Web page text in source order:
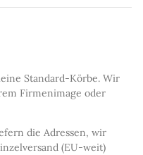
Standard-Körbe. Wir
Firmenimage oder
die Adressen, wir
(EU-weit)